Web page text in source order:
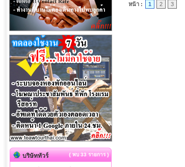
หน้า : 1 2 3
บริษัททัวร์ { พบ 33 รายการ }